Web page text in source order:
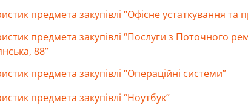
предмета закупівлі “Офісне устаткування та
предмета закупівлі “Послуги з Поточного
88”
предмета закупівлі “Операційні системи”
предмета закупівлі “Ноутбук”